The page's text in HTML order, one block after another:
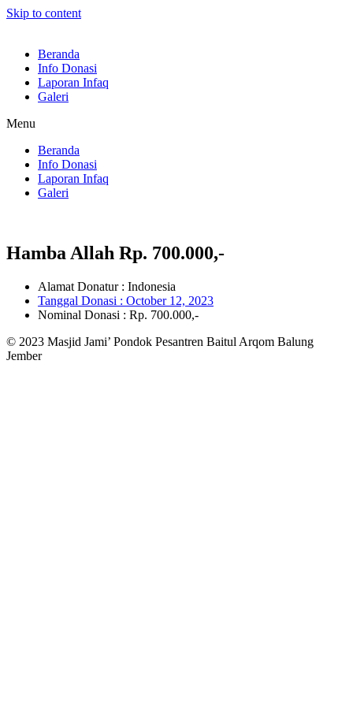
Skip to content
Beranda
Info Donasi
Laporan Infaq
Galeri
Menu
Beranda
Info Donasi
Laporan Infaq
Galeri
Hamba Allah Rp. 700.000,-
Alamat Donatur : Indonesia
Tanggal Donasi : October 12, 2023
Nominal Donasi : Rp. 700.000,-
© 2023 Masjid Jami’ Pondok Pesantren Baitul Arqom Balung
Jember